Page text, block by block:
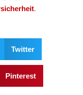
.
Twitter
Pinterest